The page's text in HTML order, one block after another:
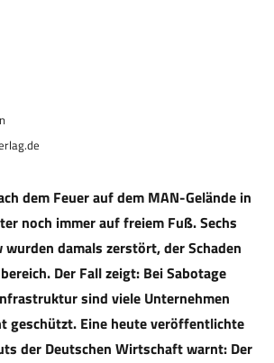
dem Feuer auf dem MAN-Gelände in
noch immer auf freiem Fuß. Sechs
wurden damals zerstört, der Schaden
Der Fall zeigt: Bei Sabotage
sind viele Unternehmen
geschützt. Eine heute veröffentlichte
der Deutschen Wirtschaft warnt: Der